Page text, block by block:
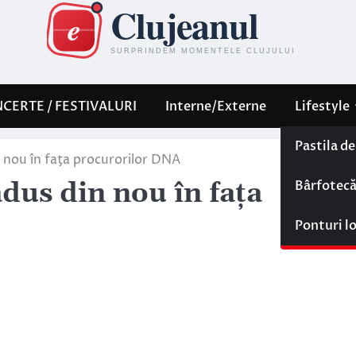
/ FESTIVALURI Interne/Externe Lifestyle
Pastila
Bârfotecă
Ponturi
nou în faţa procurorilor DNA
din nou în faţa